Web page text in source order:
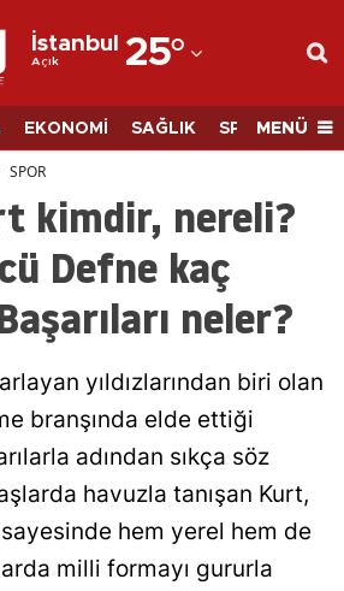
İstanbul
Açık 25°
Adana
Adıyaman
Ağrı
Amasya
Ankara
Antalya
Artvin
Aydın
Balıkesir
Bilecik
EKONOMİ SAĞLIK SPORMENÜ
SPOR
kimdir, nereli?
Defne kaç
neler?
yıldızlarından biri olan
branşında elde ettiği
adından sıkça söz
havuzla tanışan Kurt,
hem yerel hem de
milli formayı gururla